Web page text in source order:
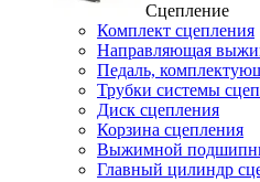
Сцепление
Комплект сцепления
Направляющая
Педаль,
Трубки системы
Диск сцепления
Корзина сцепления
Выжимной
Главный цилиндр